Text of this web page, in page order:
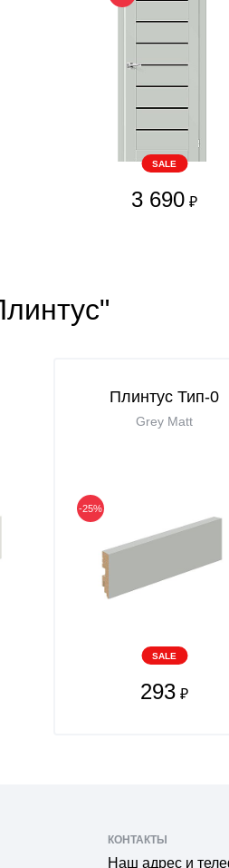
SALE
3 690 ₽
Плинтус Тип-0
Grey Matt
-25%
SALE
293 ₽
КОНТАКТЫ
Наш адрес и